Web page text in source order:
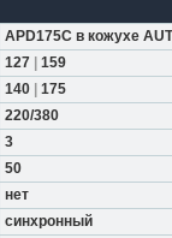
APD175C в кожухе
127
159
140
175
220/380
3
50
нет
синхронный